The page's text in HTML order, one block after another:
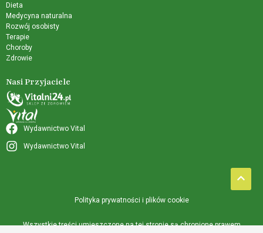
Dieta
Medycyna naturalna
Rozwój osobisty
Terapie
Choroby
Zdrowie
Nasi Przyjaciele
Wydawnictwo Vital
Wydawnictwo Vital
Polityka prywatności i plików cookie
Wszystkie treści umieszczone na tej stronie są chronione prawem